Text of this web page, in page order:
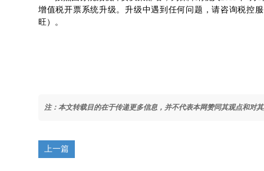
增值税开票系统升级。升级中遇到任何问题，请咨询税控
旺）。
注：本文转载目的在于传递更多信息，并不代表本网赞同其观点和对
上一篇